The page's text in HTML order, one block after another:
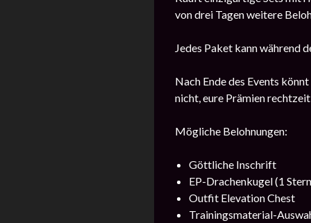
von drei Tagen weitere
Jedes Paket kann während
Nach Ende des Events
nicht, eure Prämien
Mögliche Belohnungen:
Göttliche Inschrift
EP-Drachenkugel (1
Outfit Elevation Chest
Trainingsmaterial-